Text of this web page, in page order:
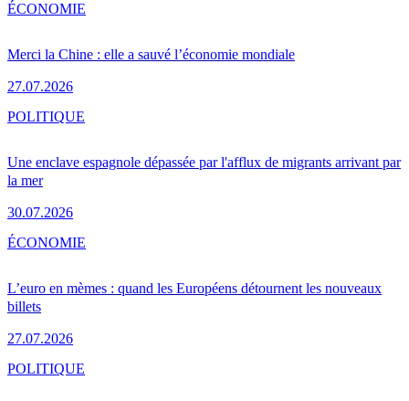
Merci la Chine : elle a sauvé l’économie mondiale
27.07.2026
ÉCONOMIE
Une enclave espagnole dépassée par l'afflux de migrants arrivant par
la mer
30.07.2026
POLITIQUE
L’euro en mèmes : quand les Européens détournent les nouveaux
billets
27.07.2026
ÉCONOMIE
POLITIQUE